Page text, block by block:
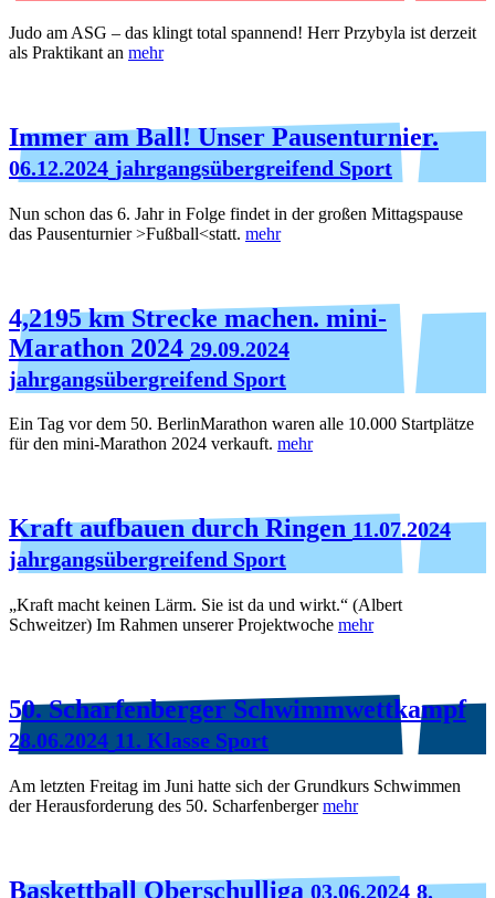
Judo am ASG – das klingt total spannend! Herr Przybyla ist derzeit
als Praktikant an mehr
Immer am Ball! Unser Pausenturnier.
06.12.2024 jahrgangsübergreifend Sport
Nun schon das 6. Jahr in Folge findet in der großen Mittagspause
das Pausenturnier >Fußball<statt. mehr
4,2195 km Strecke machen. mini-
Marathon 2024 29.09.2024
jahrgangsübergreifend Sport
Ein Tag vor dem 50. BerlinMarathon waren alle 10.000 Startplätze
für den mini-Marathon 2024 verkauft. mehr
Kraft aufbauen durch Ringen 11.07.2024
jahrgangsübergreifend Sport
„Kraft macht keinen Lärm. Sie ist da und wirkt.“ (Albert
Schweitzer) Im Rahmen unserer Projektwoche mehr
50. Scharfenberger Schwimmwettkampf
28.06.2024 11. Klasse Sport
Am letzten Freitag im Juni hatte sich der Grundkurs Schwimmen
der Herausforderung des 50. Scharfenbergermehr
Baskettball Oberschulliga 03.06.2024 8.